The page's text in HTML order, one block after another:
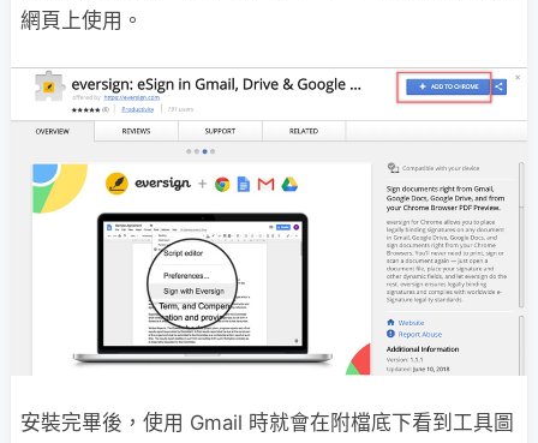
網頁上使用。
安裝完畢後，使用 Gmail 時就會在附檔底下看到工具圖